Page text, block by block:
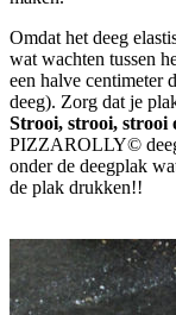
Omdat het deeg
wat wachten tussen
een halve centimeter
deeg). Zorg dat je
Strooi, strooi, strooi
PIZZAROLLY©
onder de deegplak
de plak drukken!!